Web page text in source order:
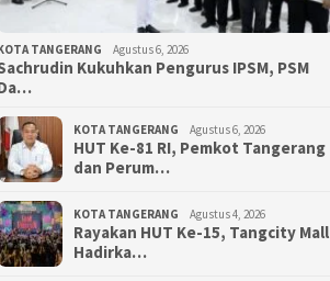
TANGERANG Agustus 6, 2026
Kukuhkan Pengurus IPSM, PSM
KOTA TANGERANG Agustus 6, 2026
HUT Ke-81 RI, Pemkot Tangerang
dan Perum…
KOTA TANGERANG Agustus 4, 2026
Rayakan HUT Ke-15, Tangcity Mall
Hadirka…